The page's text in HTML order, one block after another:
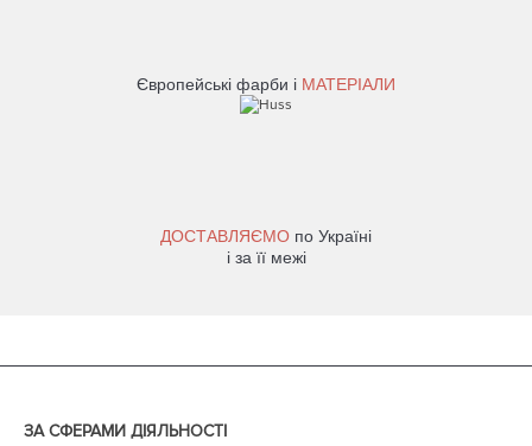
Європейські фарби і МАТЕРІАЛИ
ДОСТАВЛЯЄМО по Україні
і за її межі
ЗА СФЕРАМИ ДІЯЛЬНОСТІ